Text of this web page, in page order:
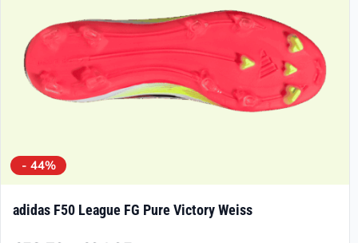
Produktseite
gewählt
werden
- 44%
adidas F50 League FG Pure Victory Weiss